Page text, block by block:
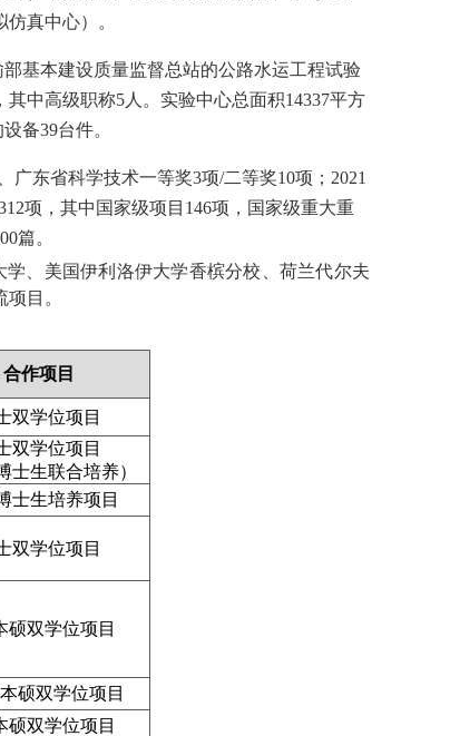
真中心）。
基本建设质量监督总站的公路水运工程试验
中高级职称5人。实验中心总面积14337平方
备39台件。
东省科学技术一等奖3项/二等奖10项；2021
项，其中国家级项目146项，国家级重大重
篇。
、美国伊利洛伊大学香槟分校、荷兰代尔夫
目。
合作项目
双学位项目
双学位项目
士生联合培养）
士生培养项目
双学位项目
硕双学位项目
硕双学位项目
硕双学位项目